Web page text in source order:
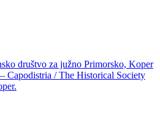
društvo za južno Primorsko, Koper
Capodistria / The Historical Society